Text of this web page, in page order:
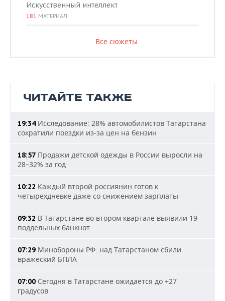
Искусственный интеллект
181 МАТЕРИАЛ
Все сюжеты
ЧИТАЙТЕ ТАКЖЕ
19:34Исследование: 28% автомобилистов Татарстана
сократили поездки из-за цен на бензин
18:57 Продажи детской одежды в России выросли на
28–32% за год
10:22 Каждый второй россиянин готов к
четырехдневке даже со снижением зарплаты
09:32 В Татарстане во втором квартале выявили 19
поддельных банкнот
07:29 Минобороны РФ: над Татарстаном сбили
вражеский БПЛА
07:00 Сегодня в Татарстане ожидается до +27
градусов